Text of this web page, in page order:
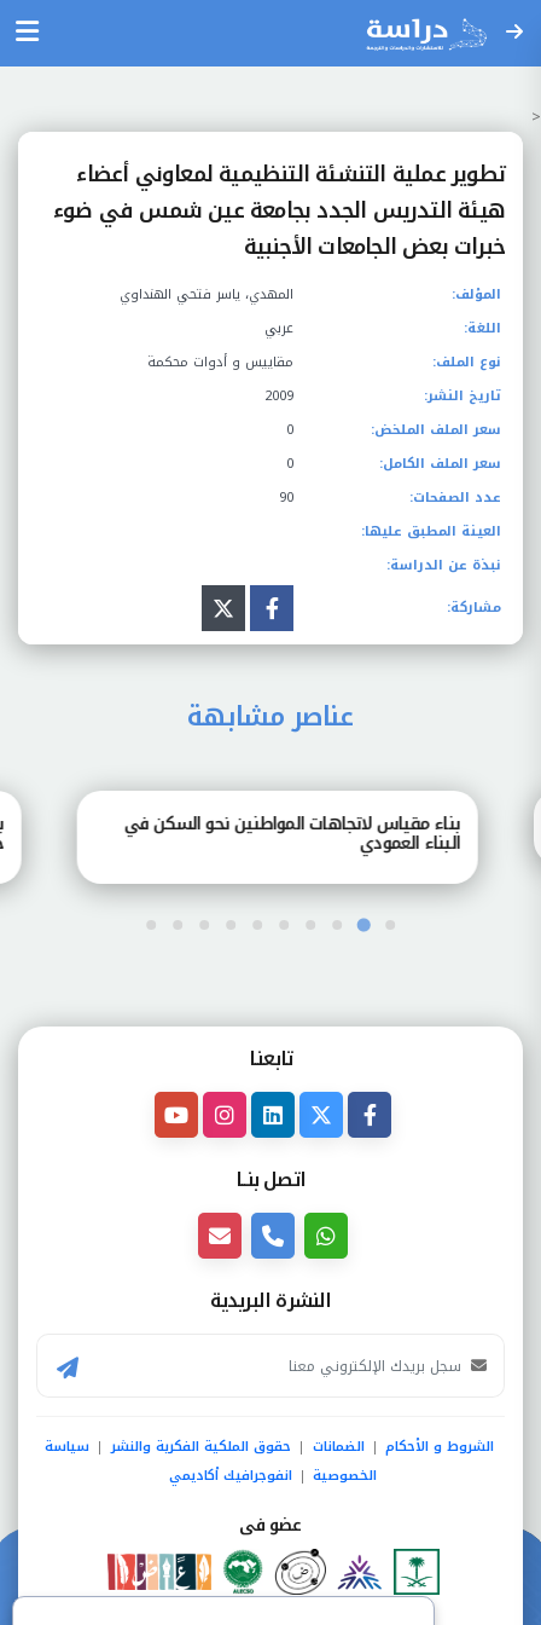
<
تطوير عملية التنشئة التنظيمية لمعاوني أعضاء
هيئة التدريس الجدد بجامعة عين شمس في ضوء
خبرات بعض الجامعات الأجنبية
المؤلف:
المهدي، ياسر فتحي الهنداوي
اللغة:
عربي
نوع الملف:
مقاييس و أدوات محكمة
تاريخ النشر:
2009
سعر الملف الملخض:
0
سعر الملف الكامل:
0
عدد الصفحات:
90
العينة المطبق عليها:
نبذة عن الدراسة:
مشاركة:
عناصر مشابهة
بناء مقياس لاتجاهات المواطنين نحو السكن في
البناء العمودي
تابعنـا
اتصل بنــا
النشرة البريدية
الشروط و الأحكام | الضمانات | حقوق الملكية الفكرية والنشر | سياسة
الخصوصية | انفوجرافيك أكاديمي
عضو فى